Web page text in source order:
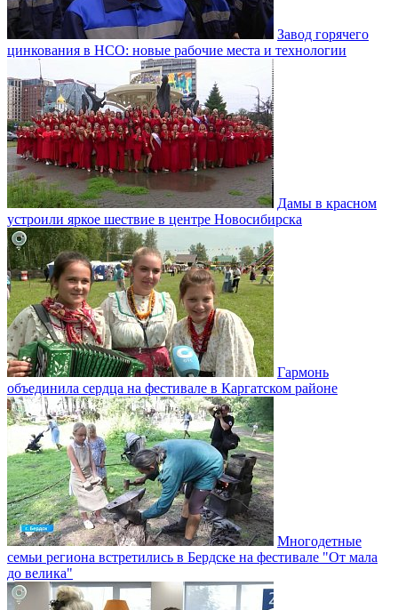
Завод горячего
цинкования в НСО: новые рабочие места и технологии
Дамы в красном
устроили яркое шествие в центре Новосибирска
Гармонь
объединила сердца на фестивале в Каргатском районе
Многодетные
семьи региона встретились в Бердске на фестивале "От мала
до велика"